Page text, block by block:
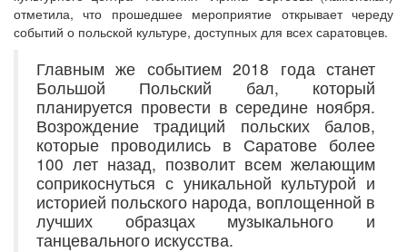
отметила, что прошедшее мероприятие открывает череду
событий о польской культуре, доступных для всех саратовцев.
Главным же событием 2018 года станет
Большой Польский бал, который
планируется провести в середине ноября.
Возрождение традиций польских балов,
которые проводились в Саратове более
100 лет назад, позволит всем желающим
соприкоснуться с уникальной культурой и
историей польского народа, воплощенной в
лучших образцах музыкального и
танцевального искусства.